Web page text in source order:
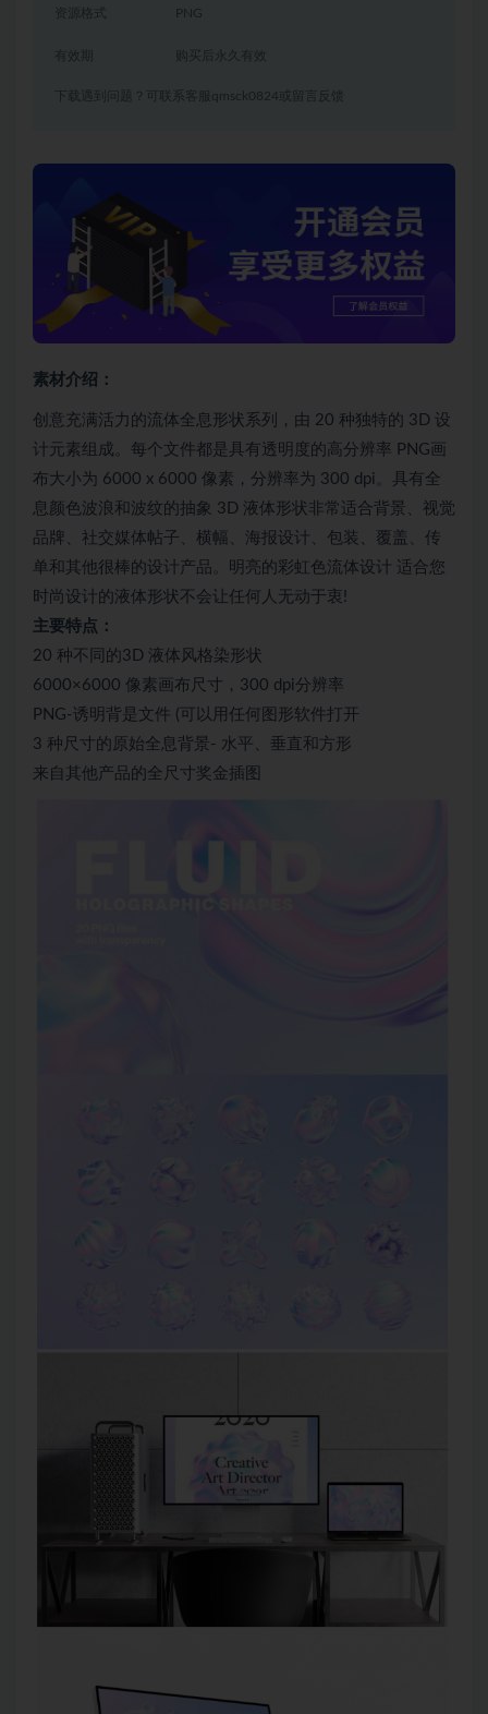
资源格式 PNG
有效期 购买后永久有效
下载遇到问题？可联系客服qmsck0824或留言反馈
素材介绍：
创意充满活力的流体全息形状系列，由 20 种独特的 3D 设
计元素组成。每个文件都是具有透明度的高分辨率 PNG画
布大小为 6000 x 6000 像素，分辨率为 300 dpi。具有全
息颜色波浪和波纹的抽象 3D 液体形状非常适合背景、视觉
品牌、社交媒体帖子、横幅、海报设计、包装、覆盖、传
单和其他很棒的设计产品。明亮的彩虹色流体设计 适合您
时尚设计的液体形状不会让任何人无动于衷!
主要特点：
20 种不同的3D 液体风格染形状
6000×6000 像素画布尺寸，300 dpi分辨率
PNG-诱明背是文件 (可以用任何图形软件打开
3 种尺寸的原始全息背景- 水平、垂直和方形
来自其他产品的全尺寸奖金插图